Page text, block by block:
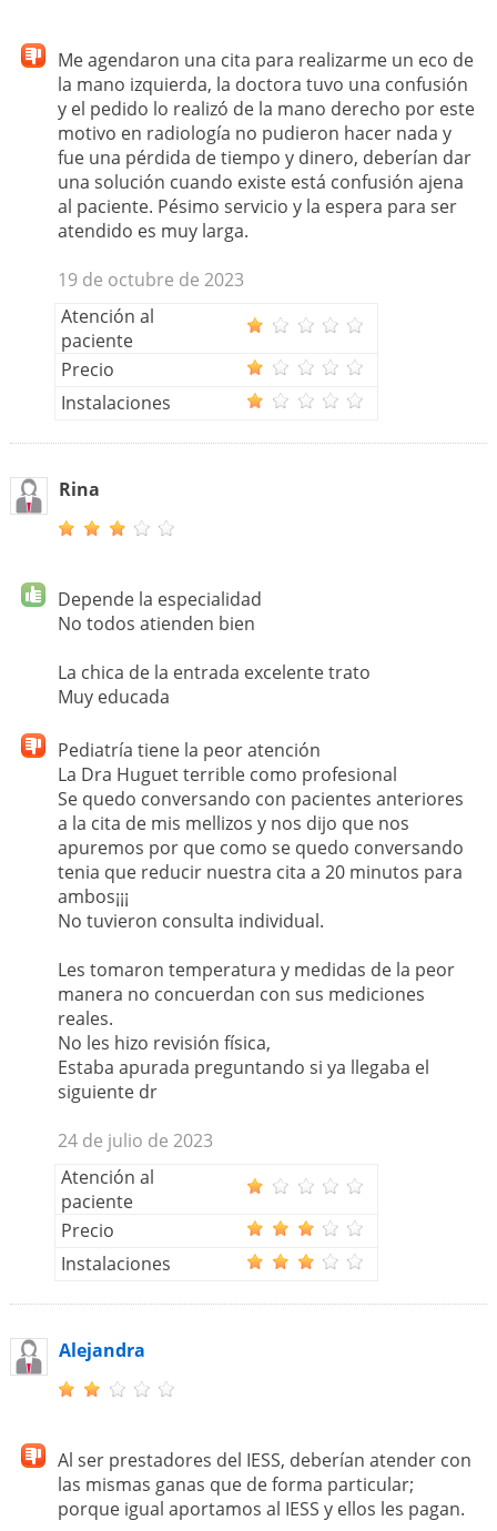
Me agendaron una cita para realizarme un eco de
la mano izquierda, la doctora tuvo una confusión
y el pedido lo realizó de la mano derecho por este
motivo en radiología no pudieron hacer nada y
fue una pérdida de tiempo y dinero, deberían dar
una solución cuando existe está confusión ajena
al paciente. Pésimo servicio y la espera para ser
atendido es muy larga.
19 de octubre de 2023
Atención al
paciente
Precio
Instalaciones
Rina
Depende la especialidad
No todos atienden bien
La chica de la entrada excelente trato
Muy educada
Pediatría tiene la peor atención
La Dra Huguet terrible como profesional
Se quedo conversando con pacientes anteriores
a la cita de mis mellizos y nos dijo que nos
apuremos por que como se quedo conversando
tenia que reducir nuestra cita a 20 minutos para
ambos¡¡¡
No tuvieron consulta individual.
Les tomaron temperatura y medidas de la peor
manera no concuerdan con sus mediciones
reales.
No les hizo revisión física,
Estaba apurada preguntando si ya llegaba el
siguiente dr
24 de julio de 2023
Atención al
paciente
Precio
Instalaciones
Alejandra
Al ser prestadores del IESS, deberían atender con
las mismas ganas que de forma particular;
porque igual aportamos al IESS y ellos les pagan.